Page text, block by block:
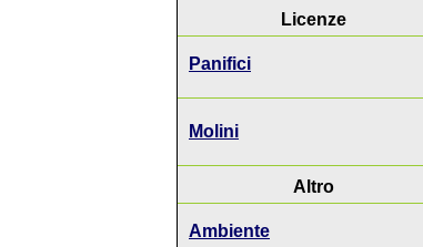
Licenze
Panifici
Molini
Altro
Ambiente